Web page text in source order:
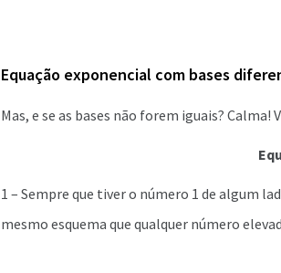
Equação exponencial com bases
Mas, e se as bases não forem iguais?
1 – Sempre que tiver o número 1 de algum
mesmo esquema que qualquer número